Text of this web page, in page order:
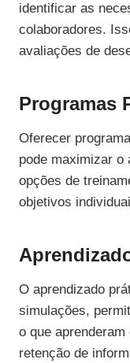
identificar as
colaboradores.
avaliações de
Programas
Oferecer
pode maximizar o
opções de
objetivos
O aprendizado
simulações,
o que
retenção de